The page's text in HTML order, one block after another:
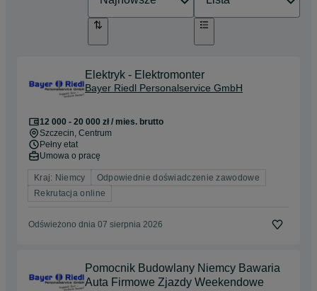
Elektryk - Elektromonter
Bayer Riedl Personalservice GmbH
12 000 - 20 000 zł / mies. brutto
Szczecin, Centrum
Pełny etat
Umowa o pracę
Kraj: Niemcy
Odpowiednie doświadczenie zawodowe
Rekrutacja online
Odświeżono dnia 07 sierpnia 2026
Pomocnik Budowlany Niemcy Bawaria
Auta Firmowe Zjazdy Weekendowe